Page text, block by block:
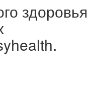
здоровья